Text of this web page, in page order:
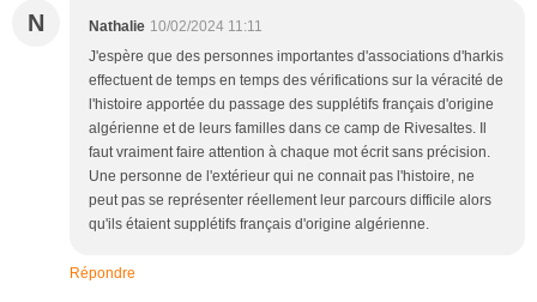
N Nathalie 10/02/2024 11:11
J'espère que des personnes importantes d'associations d'harkis
effectuent de temps en temps des vérifications sur la véracité de
l'histoire apportée du passage des supplétifs français d'origine
algérienne et de leurs familles dans ce camp de Rivesaltes. Il
faut vraiment faire attention à chaque mot écrit sans précision.
Une personne de l'extérieur qui ne connait pas l'histoire, ne
peut pas se représenter réellement leur parcours difficile alors
qu'ils étaient supplétifs français d'origine algérienne.
Répondre